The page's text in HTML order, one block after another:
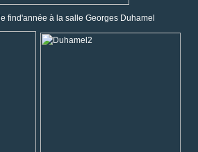
find'année à la salle Georges Duhamel